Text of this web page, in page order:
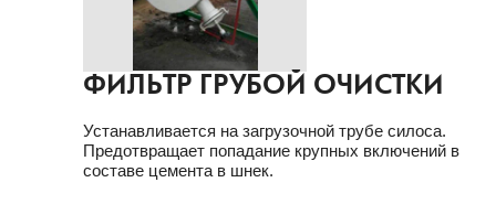
ФИЛЬТР ГРУБОЙ ОЧИСТКИ
Устанавливается на загрузочной трубе силоса.
Предотвращает попадание крупных включений в
составе цемента в шнек.